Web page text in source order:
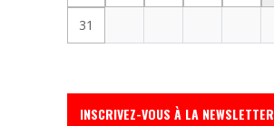
31
INSCRIVEZ-VOUS À LA NEWSLETTER